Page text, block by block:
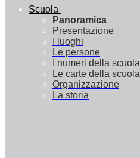
Scuola
Panoramica
Presentazione
I luoghi
Le persone
I numeri della scuola
Le carte della scuola
Organizzazione
La storia